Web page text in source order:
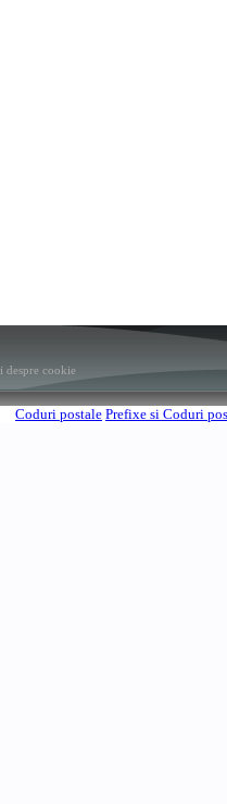
despre cookie
Coduri postale Prefixe si Coduri